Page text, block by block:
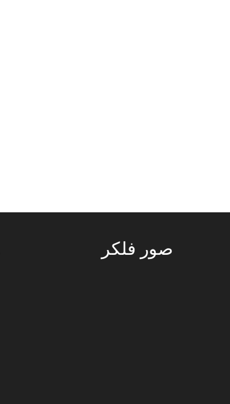
صور فلكر